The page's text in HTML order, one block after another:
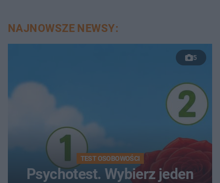
NAJNOWSZE NEWSY:
5
TEST OSOBOWOŚCI
Psychotest. Wybierz jeden